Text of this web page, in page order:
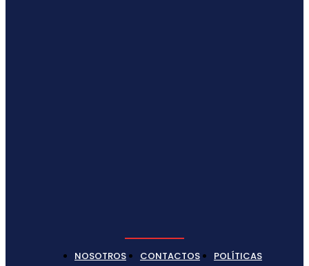
NOSOTROS CONTACTOS POLÍTICAS